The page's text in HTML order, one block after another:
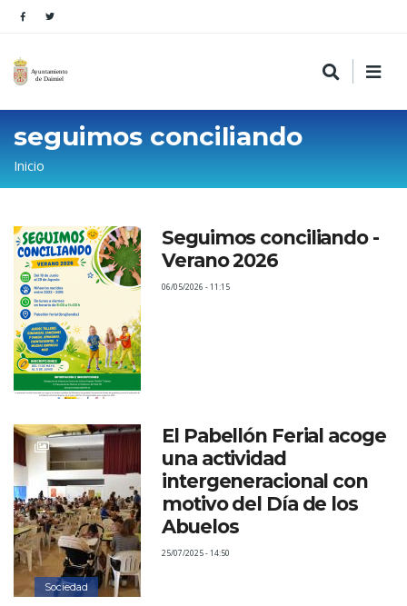
seguimos conciliando
Sobrescribir
enlaces
de
ayuda
a
la
navegación
Inicio
Seguimos conciliando -
Verano 2026
06/05/2026 - 11:15
Sociedad
El Pabellón Ferial acoge
una actividad
intergeneracional con
motivo del Día de los
Abuelos
25/07/2025 - 14:50